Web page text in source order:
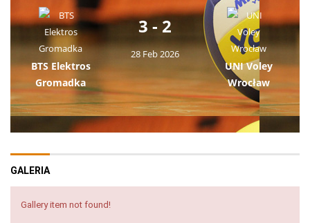
BTS Elektros
Gromadka
3 - 2
28 Feb 2026
UNI Voley
Wrocław
GALERIA
Gallery item not found!